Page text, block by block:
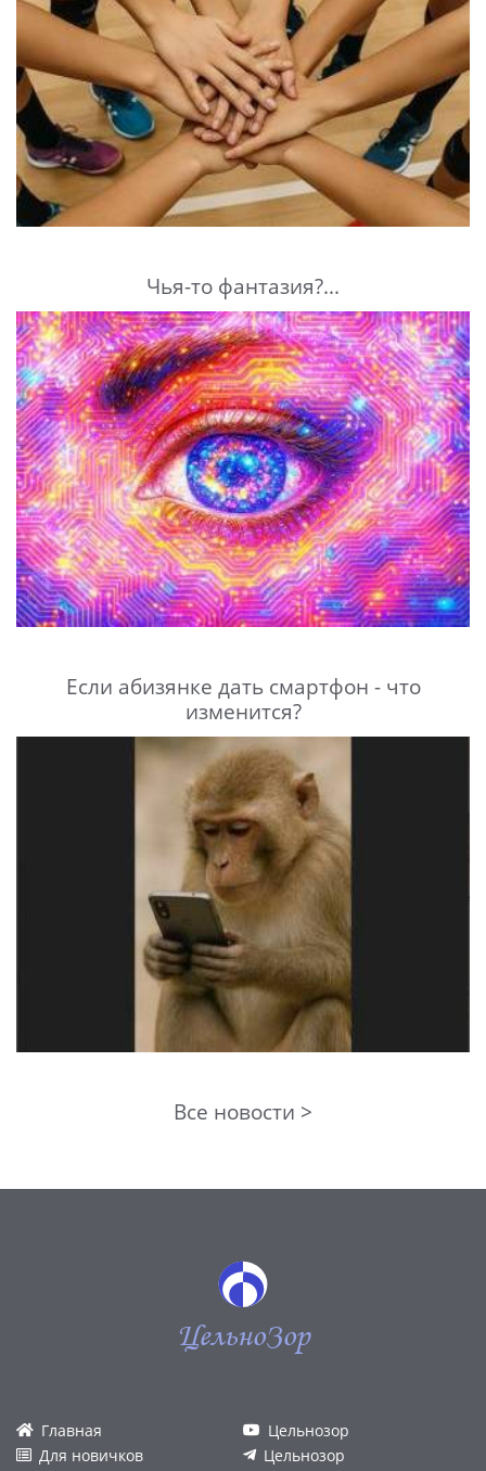
Чья-то фантазия?...
Если абизянке дать смартфон - что
изменится?
Все новости >
ЦельноЗор
Главная
Для новичков
Цельнозор
Цельнозор